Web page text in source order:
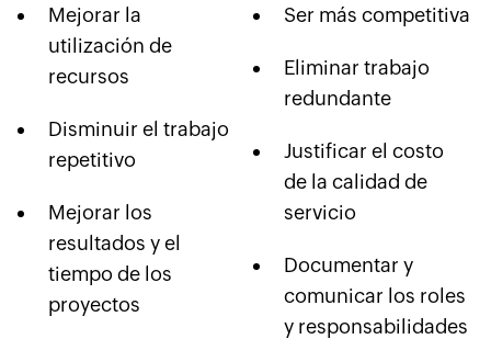
Mejorar la
utilización de
recursos
Disminuir el trabajo
repetitivo
Mejorar los
resultados y el
tiempo de los
proyectos
Ser más competitiva
Eliminar trabajo
redundante
Justificar el costo
de la calidad de
servicio
Documentar y
comunicar los roles
y responsabilidades